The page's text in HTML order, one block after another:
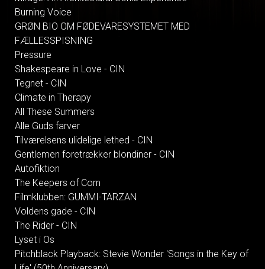
Burning Voice
GRØN BIO OM FØDEVARESYSTEMET MED
FÆLLESSPISNING
Pressure
Shakespeare in Love - CIN
Tegnet - CIN
Climate in Therapy
All These Summers
Alle Guds farver
Tilværelsens ulidelige lethed - CIN
Gentlemen foretrækker blondiner - CIN
Autofiktion
The Keepers of Corn
Filmklubben: GUMMI-TARZAN
Voldens gade - CIN
The Rider - CIN
Lyset i Os
Pitchblack Playback: Stevie Wonder 'Songs in the Key of